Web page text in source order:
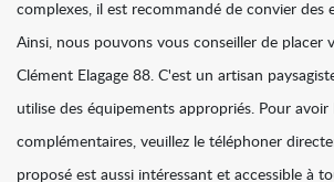
complexes, il est recommandé de convier des
Ainsi, nous pouvons vous conseiller de placer
Clément Elagage 88. C'est un artisan
utilise des équipements appropriés. Pour avoir
complémentaires, veuillez le téléphoner
proposé est aussi intéressant et accessible à